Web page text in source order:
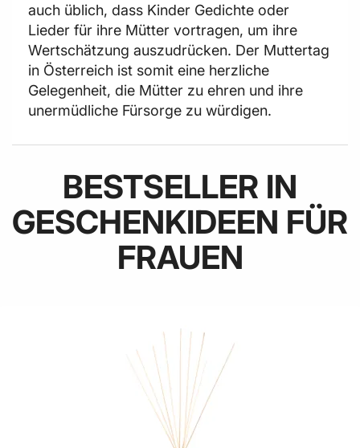
auch üblich, dass Kinder Gedichte oder
Lieder für ihre Mütter vortragen, um ihre
Wertschätzung auszudrücken. Der Muttertag
in Österreich ist somit eine herzliche
Gelegenheit, die Mütter zu ehren und ihre
unermüdliche Fürsorge zu würdigen.
BESTSELLER IN
GESCHENKIDEEN FÜR
FRAUEN